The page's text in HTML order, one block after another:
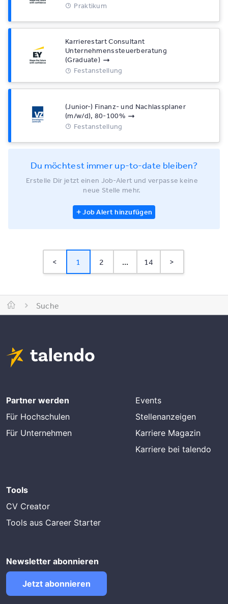
Praktikum
Karrierestart Consultant
Unternehmenssteuerberatung
(Graduate)
Festanstellung
(Junior-) Finanz- und Nachlassplaner
(m/w/d), 80-100%
Festanstellung
Du möchtest immer up-to-date bleiben?
Erstelle Dir jetzt einen Job-Alert und verpasse keine
neue Stelle mehr.
Job Alert hinzufügen
< 1 2 ... 14 >
Suche
Partner werden
Für Hochschulen
Für Unternehmen
Events
Stellenanzeigen
Karriere Magazin
Karriere bei talendo
Tools
CV Creator
Tools aus Career Starter
Newsletter abonnieren
Jetzt abonnieren